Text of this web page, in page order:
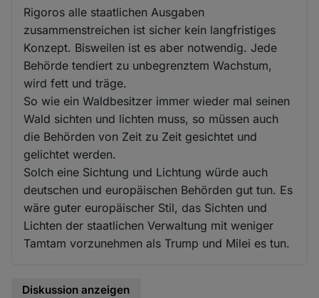
Rigoros alle staatlichen Ausgaben
zusammenstreichen ist sicher kein langfristiges
Konzept. Bisweilen ist es aber notwendig. Jede
Behörde tendiert zu unbegrenztem Wachstum,
wird fett und träge.
So wie ein Waldbesitzer immer wieder mal seinen
Wald sichten und lichten muss, so müssen auch
die Behörden von Zeit zu Zeit gesichtet und
gelichtet werden.
Solch eine Sichtung und Lichtung würde auch
deutschen und europäischen Behörden gut tun. Es
wäre guter europäischer Stil, das Sichten und
Lichten der staatlichen Verwaltung mit weniger
Tamtam vorzunehmen als Trump und Milei es tun.
Diskussion anzeigen